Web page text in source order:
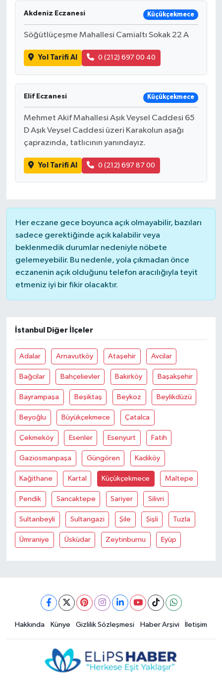
Akdeniz Eczanesi Küçükçekmece
Söğütlüçeşme Mahallesi Camialtı Sokak 22 A
Yol Tarifi Al 0 (212) 697 00 40
Elif Eczanesi Küçükçekmece
Mehmet Akif Mahallesi Aşık Veysel Caddesi 65
D Aşık Veysel Caddesi üzeri Karakolun aşağı
çaprazında, tatlıcının yanındayız.
Yol Tarifi Al 0 (212) 697 87 00
Her eczane gece boyunca açık olmayabilir, bazıları
sadece gerektiğinde açık kalabilir veya
beklenmedik durumlar nedeniyle nöbete
gelemeyebilir. Bu nedenle, yola çıkmadan önce
eczanenin açık olduğunu telefon aracılığıyla teyit
etmeniz iyi bir fikir olacaktır.
İstanbul Diğer İlçeler
Adalar Arnavutköy Ataşehir Avcilar
Bağcilar Bahçelievler Bakirköy Başakşehir
Bayrampaşa Beşiktaş Beykoz Beylikdüzü
Beyoğlu Büyükçekmece Çatalca
Çekmeköy Esenler Esenyurt Fatih
Gaziosmanpaşa Güngören Kadiköy
Kağithane Kartal Küçükçekmece Maltepe
Pendik Sancaktepe Sariyer Silivri
Sultanbeyli Sultangazi Şile Şişli Tuzla
Ümraniye Üsküdar Zeytinburnu Eyüp
Hakkında Künye Gizlilik Sözleşmesi Haber Arşivi İletişim